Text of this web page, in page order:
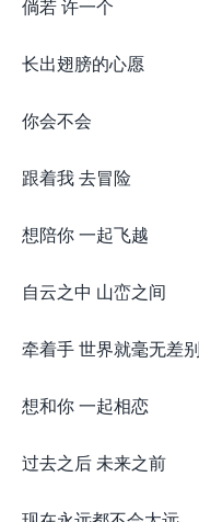
倘若 许一个
长出翅膀的心愿
你会不会
跟着我 去冒险
想陪你 一起飞越
自云之中 山峦之间
牵着手 世界就毫无差别
想和你 一起相恋
过去之后 未来之前